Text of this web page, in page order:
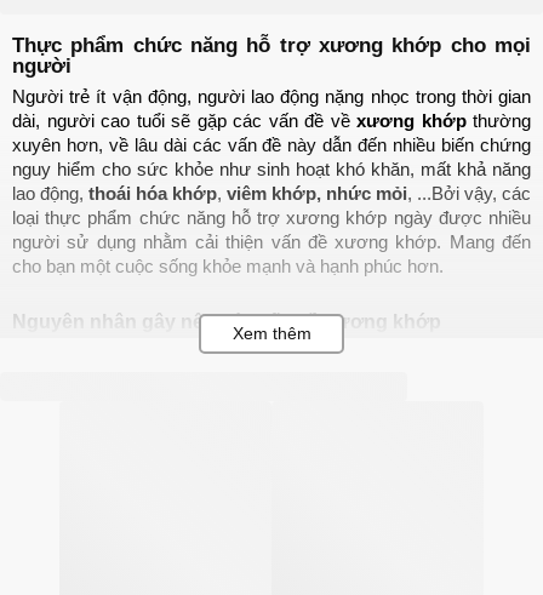
Thực phẩm chức năng hỗ trợ xương khớp cho mọi
người
Người trẻ ít vận động, người lao động nặng nhọc trong thời gian
dài, người cao tuổi sẽ gặp các vấn đề về xương khớp thường
xuyên hơn, về lâu dài các vấn đề này dẫn đến nhiều biến chứng
nguy hiểm cho sức khỏe như sinh hoạt khó khăn, mất khả năng
lao động, thoái hóa khớp, viêm khớp, nhức mỏi, ...Bởi vậy, các
loại thực phẩm chức năng hỗ trợ xương khớp ngày được nhiều
người sử dụng nhằm cải thiện vấn đề xương khớp. Mang đến
cho bạn một cuộc sống khỏe mạnh và hạnh phúc hơn.
Nguyên nhân gây nên các vấn đề xương khớp
Đau nhức xương khớp bắt nguồn từ nhiều nguyên nhân khác